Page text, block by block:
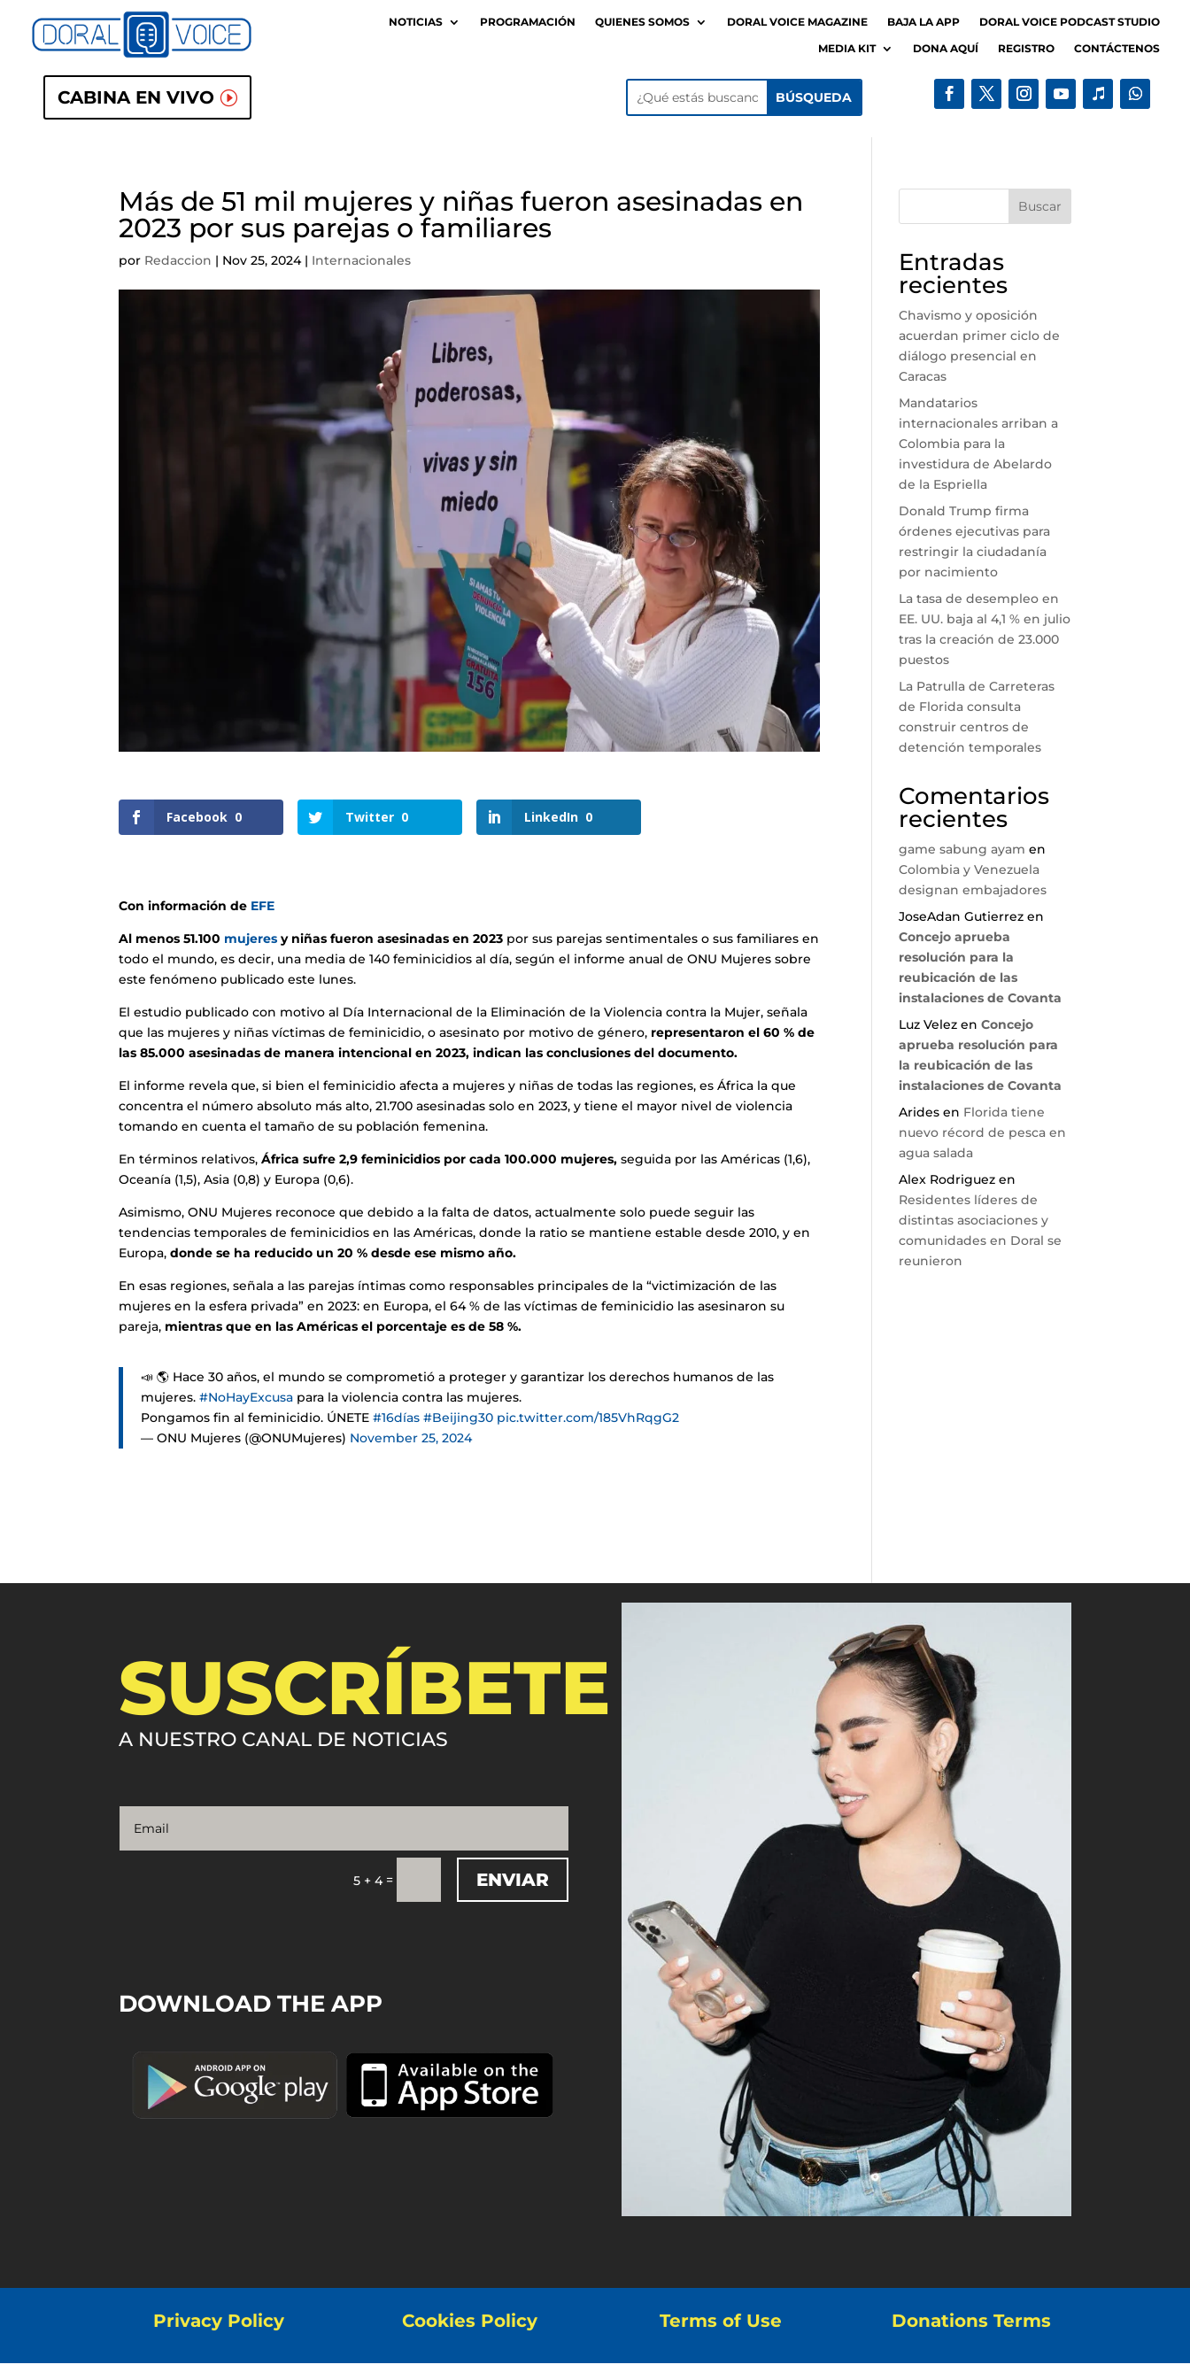
NOTICIAS PROGRAMACIÓN QUIENES SOMOS DORAL VOICE MAGAZINE BAJA LA APP
DORAL VOICE PODCAST STUDIO
MEDIA KIT
DONA AQUÍ REGISTRO CONTÁCTENOS
CABINA EN VIVO
Más de 51 mil mujeres y niñas fueron asesinadas en
2023 por sus parejas o familiares
por Redaccion | Nov 25, 2024| Internacionales
Facebook 0 Twitter 0 LinkedIn 0
Con información de EFE
Al menos 51.100 mujeres y niñas fueron asesinadas en 2023 por sus parejas sentimentales o sus familiares en
todo el mundo, es decir, una media de 140 feminicidios al día, según el informe anual de ONU Mujeres sobre
este fenómeno publicado este lunes.
El estudio publicado con motivo al Día Internacional de la Eliminación de la Violencia contra la Mujer, señala
que las mujeres y niñas víctimas de feminicidio, o asesinato por motivo de género, representaron el 60 % de
las 85.000 asesinadas de manera intencional en 2023, indican las conclusiones del documento.
El informe revela que, si bien el feminicidio afecta a mujeres y niñas de todas las regiones, es África la que
concentra el número absoluto más alto, 21.700 asesinadas solo en 2023, y tiene el mayor nivel de violencia
tomando en cuenta el tamaño de su población femenina.
En términos relativos,África sufre 2,9 feminicidios por cada 100.000 mujeres,seguida por las Américas (1,6),
Oceanía (1,5), Asia (0,8) y Europa (0,6).
Asimismo, ONU Mujeres reconoce que debido a la falta de datos, actualmente solo puede seguir las
tendencias temporales de feminicidios en las Américas, donde la ratio se mantiene estable desde 2010, y en
Europa,donde se ha reducido un 20 % desde ese mismo año.
En esas regiones, señala a las parejas íntimas como responsables principales de la “victimización de las
mujeres en la esfera privada” en 2023: en Europa, el 64 % de las víctimas de feminicidio las asesinaron su
pareja, mientras que en las Américas el porcentaje es de 58 %.
📣 🌎 Hace 30 años, el mundo se comprometió a proteger y garantizar los derechos humanos de las
mujeres.#NoHayExcusa para la violencia contra las mujeres.
Pongamos fin al feminicidio. ÚNETE#16días #Beijing30 pic.twitter.com/185VhRqgG2
— ONU Mujeres (@ONUMujeres) November 25, 2024
Buscar
Entradas
recientes
Chavismo y oposición
acuerdan primer ciclo de
diálogo presencial en
Caracas
Mandatarios
internacionales arriban a
Colombia para la
investidura de Abelardo
de la Espriella
Donald Trump firma
órdenes ejecutivas para
restringir la ciudadanía
por nacimiento
La tasa de desempleo en
EE. UU. baja al 4,1 % en julio
tras la creación de 23.000
puestos
La Patrulla de Carreteras
de Florida consulta
construir centros de
detención temporales
Comentarios
recientes
game sabung ayam en
Colombia y Venezuela
designan embajadores
JoseAdan Gutierrez en
Concejo aprueba
resolución para la
reubicación de las
instalaciones de Covanta
Luz Velez enConcejo
aprueba resolución para
la reubicación de las
instalaciones de Covanta
Arides en Florida tiene
nuevo récord de pesca en
agua salada
Alex Rodriguez en
Residentes líderes de
distintas asociaciones y
comunidades en Doral se
reunieron
SUSCRÍBETE
A NUESTRO CANAL DE NOTICIAS
5 + 4= ENVIAR
DOWNLOAD THE APP
Privacy Policy Cookies Policy Terms of Use Donations Terms